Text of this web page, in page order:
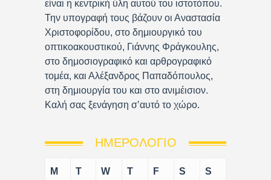
είναι η κεντρική ύλη αυτού του ιστοτόπου.
Την υπογραφή τους βάζουν οι Αναστασία
Χριστοφορίδου, στο δημιουργικό του
οπτικοακουστικού, Γιάννης Φράγκουλης,
στο δημοσιογραφικό και αρθρογραφικό
τομέα, και Αλέξανδρος Παπαδόπουλος,
στη δημιουργία του και στο ανιμέισιον.
Καλή σας ξενάγηση σ’αυτό το χώρο.
ΗΜΕΡΟΛΌΓΙΟ
M T W T F S S